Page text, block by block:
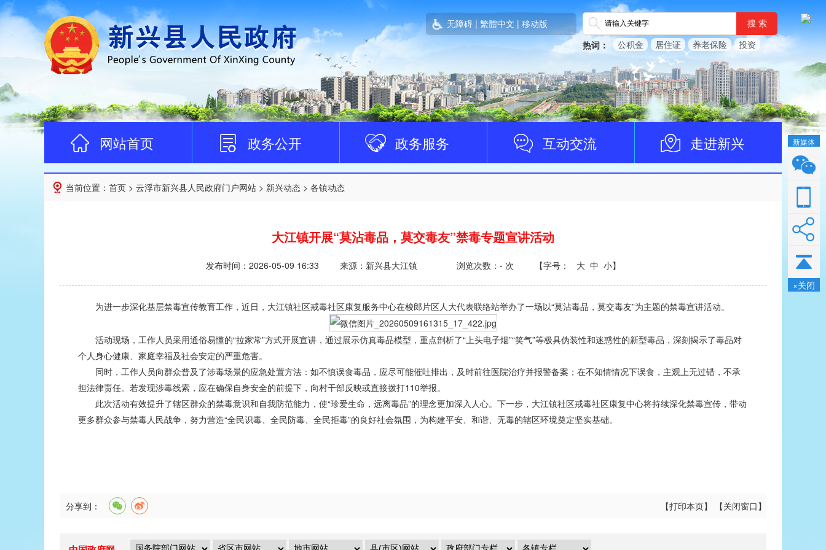
无障碍 | 繁體中文 | 移动版 搜 索
热词： 公积金 居住证 养老保险 投资
网站首页 政务公开 政务服务 互动交流 走进新兴
当前位置： 首页 > 云浮市新兴县人民政府门户网站 > 新兴动态 > 各镇动态
大江镇开展“莫沾毒品，莫交毒友”禁毒专题宣讲活动
发布时间： 2026-05-09 16:33 来源：新兴县大江镇 浏览次数： - 次 【字号： 大 中 小】
为进一步深化基层禁毒宣传教育工作，近日，大江镇社区戒毒社区康复服务中心在梭郎片区人大代表联络站举办了一场以“莫沾毒品，莫交毒友”为主题的禁毒宣讲活动。
活动现场，工作人员采用通俗易懂的“拉家常”方式开展宣讲，通过展示仿真毒品模型，重点剖析了“上头电子烟”“笑气”等极具伪装性和迷惑性的新型毒品，深刻揭示了毒品对
个人身心健康、家庭幸福及社会安定的严重危害。
同时，工作人员向群众普及了涉毒场景的应急处置方法：如不慎误食毒品，应尽可能催吐排出，及时前往医院治疗并报警备案；在不知情情况下误食，主观上无过错，不承
担法律责任。若发现涉毒线索，应在确保自身安全的前提下，向村干部反映或直接拨打110举报。
此次活动有效提升了辖区群众的禁毒意识和自我防范能力，使“珍爱生命，远离毒品”的理念更加深入人心。下一步，大江镇社区戒毒社区康复中心将持续深化禁毒宣传，带动
更多群众参与禁毒人民战争，努力营造“全民识毒、全民防毒、全民拒毒”的良好社会氛围，为构建平安、和谐、无毒的辖区环境奠定坚实基础。
分享到： 【打印本页】 【关闭窗口 】
新媒体
×关闭